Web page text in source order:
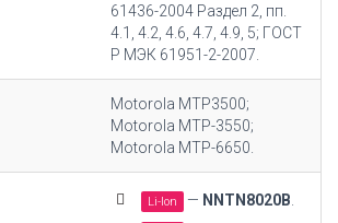
61436-2004 Раздел 2, пп.
4.1, 4.2, 4.6, 4.7, 4.9, 5; ГОСТ
Р МЭК 61951-2-2007.
Motorola MTP3500;
Motorola MTP-3550;
Motorola MTP-6650.
Li-Ion — NNTN8020B.